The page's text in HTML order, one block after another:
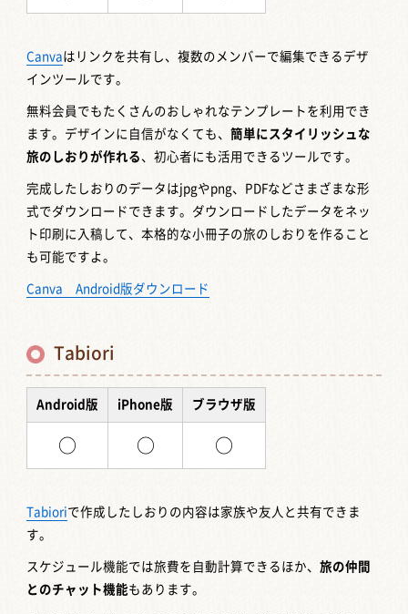
Canvaはリンクを共有し、複数のメンバーで編集できるデザ
インツールです。
無料会員でもたくさんのおしゃれなテンプレートを利用でき
ます。デザインに自信がなくても、簡単にスタイリッシュな
旅のしおりが作れる、初心者にも活用できるツールです。
完成したしおりのデータはjpgやpng、PDFなどさまざまな形
式でダウンロードできます。ダウンロードしたデータをネッ
ト印刷に入稿して、本格的な小冊子の旅のしおりを作ること
も可能ですよ。
Canva Android版ダウンロード
Tabiori
Android版 iPhone版 ブラウザ版
○ ○ ○
Tabioriで作成したしおりの内容は家族や友人と共有できま
す。
スケジュール機能では旅費を自動計算できるほか、旅の仲間
とのチャット機能もあります。